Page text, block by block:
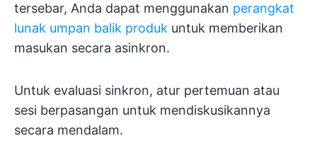
tersebar, Anda dapat menggunakan perangkat
lunak umpan balik produk untuk memberikan
masukan secara asinkron.
Untuk evaluasi sinkron, atur pertemuan atau
sesi berpasangan untuk mendiskusikannya
secara mendalam.